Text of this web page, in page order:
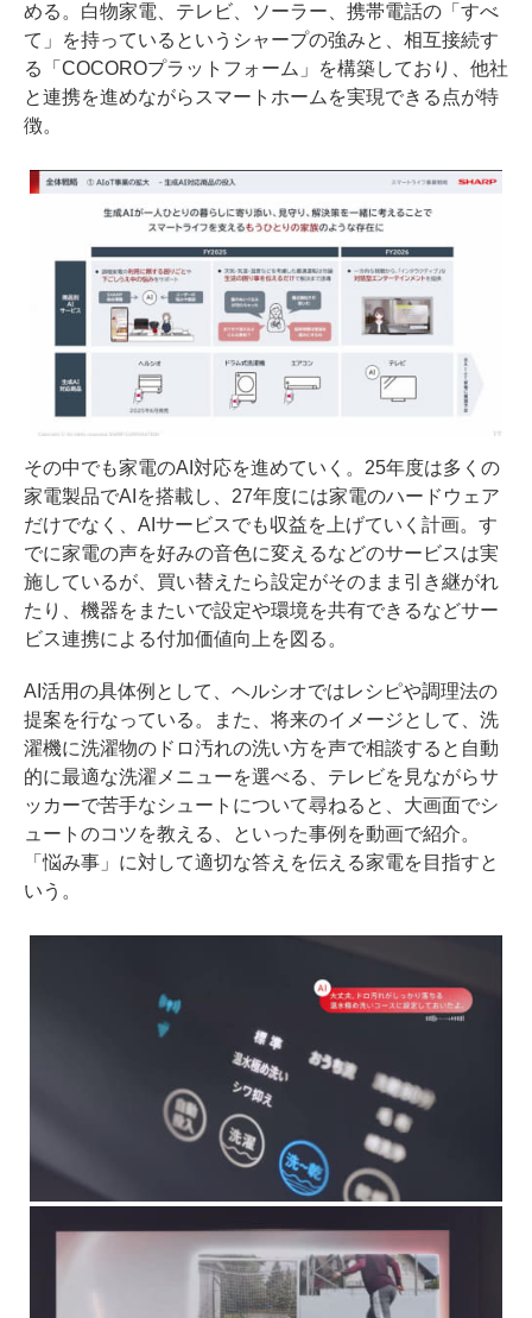
める。白物家電、テレビ、ソーラー、携帯電話の「すべ
て」を持っているというシャープの強みと、相互接続す
る「COCOROプラットフォーム」を構築しており、他社
と連携を進めながらスマートホームを実現できる点が特
徴。
その中でも家電のAI対応を進めていく。25年度は多くの
家電製品でAIを搭載し、27年度には家電のハードウェア
だけでなく、AIサービスでも収益を上げていく計画。す
でに家電の声を好みの音色に変えるなどのサービスは実
施しているが、買い替えたら設定がそのまま引き継がれ
たり、機器をまたいで設定や環境を共有できるなどサー
ビス連携による付加価値向上を図る。
AI活用の具体例として、ヘルシオではレシピや調理法の
提案を行なっている。また、将来のイメージとして、洗
濯機に洗濯物のドロ汚れの洗い方を声で相談すると自動
的に最適な洗濯メニューを選べる、テレビを見ながらサ
ッカーで苦手なシュートについて尋ねると、大画面でシ
ュートのコツを教える、といった事例を動画で紹介。
「悩み事」に対して適切な答えを伝える家電を目指すと
いう。